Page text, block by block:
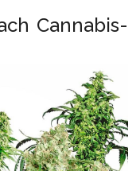
Cannabis-